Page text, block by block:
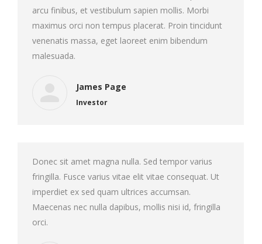
arcu finibus, et vestibulum sapien mollis. Morbi
maximus orci non tempus placerat. Proin tincidunt
venenatis massa, eget laoreet enim bibendum
malesuada.
James Page
Investor
Donec sit amet magna nulla. Sed tempor varius
fringilla. Fusce varius vitae elit vitae consequat. Ut
imperdiet ex sed quam ultrices accumsan.
Maecenas nec nulla dapibus, mollis nisi id, fringilla
orci.